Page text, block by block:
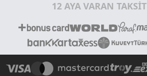
12 AYA VARAN